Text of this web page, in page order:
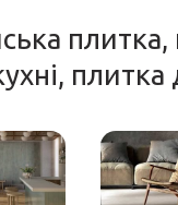
плитка